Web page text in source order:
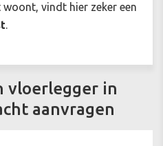
vindt hier zeker een
.
vloerlegger in
aanvragen